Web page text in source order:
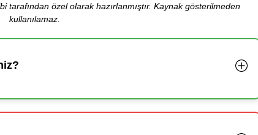
özel olarak hazırlanmıştır. Kaynak gösterilmeden
kullanılamaz.